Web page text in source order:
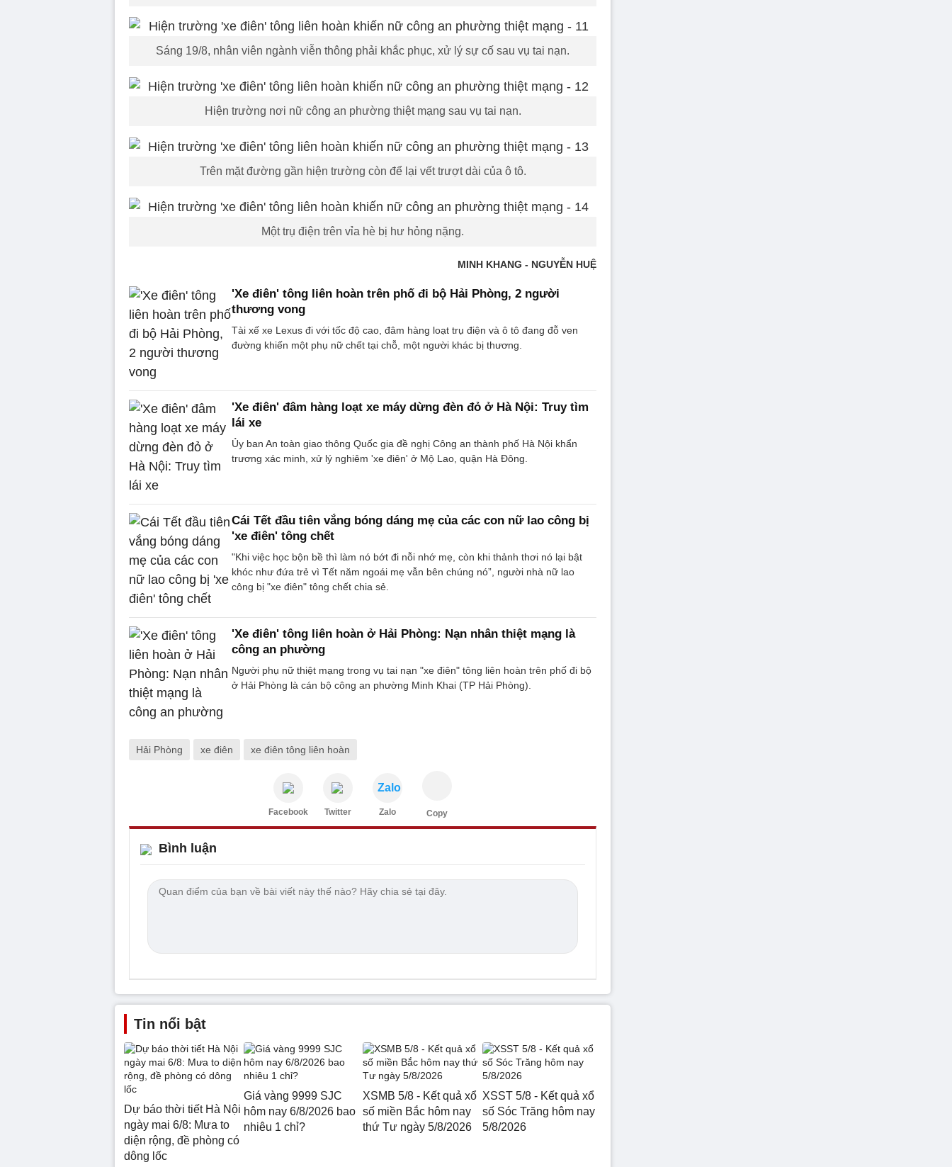
Sáng 19/8, nhân viên ngành viễn thông phải khắc phục, xử lý sự cố sau vụ tai nạn.
Hiện trường nơi nữ công an phường thiệt mạng sau vụ tai nạn.
Trên mặt đường gần hiện trường còn để lại vết trượt dài của ô tô.
Một trụ điện trên vỉa hè bị hư hỏng nặng.
MINH KHANG - NGUYỄN HUỆ
'Xe điên' tông liên hoàn trên phố đi bộ Hải Phòng, 2 người
thương vong
Tài xế xe Lexus đi với tốc độ cao, đâm hàng loạt trụ điện và ô tô đang đỗ ven
đường khiến một phụ nữ chết tại chỗ, một người khác bị thương.
'Xe điên' đâm hàng loạt xe máy dừng đèn đỏ ở Hà Nội: Truy tìm
lái xe
Ủy ban An toàn giao thông Quốc gia đề nghị Công an thành phố Hà Nội khẩn
trương xác minh, xử lý nghiêm 'xe điên' ở Mộ Lao, quận Hà Đông.
Cái Tết đầu tiên vắng bóng dáng mẹ của các con nữ lao công bị
'xe điên' tông chết
"Khi việc học bộn bề thì làm nó bớt đi nỗi nhớ mẹ, còn khi thảnh thơi nó lại bật
khóc như đứa trẻ vì Tết năm ngoái mẹ vẫn bên chúng nó”, người nhà nữ lao
công bị "xe điên" tông chết chia sẻ.
'Xe điên' tông liên hoàn ở Hải Phòng: Nạn nhân thiệt mạng là
công an phường
Người phụ nữ thiệt mạng trong vụ tai nạn "xe điên" tông liên hoàn trên phố đi bộ
ở Hải Phòng là cán bộ công an phường Minh Khai (TP Hải Phòng).
Hải Phòng xe điên xe điên tông liên hoàn
Facebook Twitter
Zalo
Zalo Copy
Bình luận
Tin nổi bật
Dự báo thời tiết Hà Nội
ngày mai 6/8: Mưa to
diện rộng, đề phòng có
dông lốc
Giá vàng 9999 SJC
hôm nay 6/8/2026 bao
nhiêu 1 chỉ?
XSMB 5/8 - Kết quả xổ
số miền Bắc hôm nay
thứ Tư ngày 5/8/2026
XSST 5/8 - Kết quả xổ
số Sóc Trăng hôm nay
5/8/2026